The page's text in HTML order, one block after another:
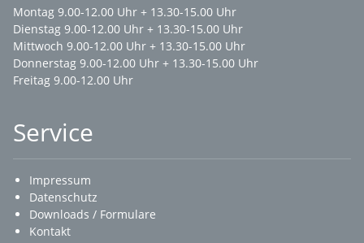
Montag 9.00-12.00 Uhr + 13.30-15.00 Uhr
Dienstag 9.00-12.00 Uhr + 13.30-15.00 Uhr
Mittwoch 9.00-12.00 Uhr + 13.30-15.00 Uhr
Donnerstag 9.00-12.00 Uhr + 13.30-15.00 Uhr
Freitag 9.00-12.00 Uhr
Service
Impressum
Datenschutz
Downloads / Formulare
Kontakt